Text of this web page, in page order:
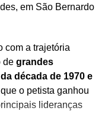
em São Bernardo
com a trajetória
de grandes
década de 1970 e
o petista ganhou
lideranças